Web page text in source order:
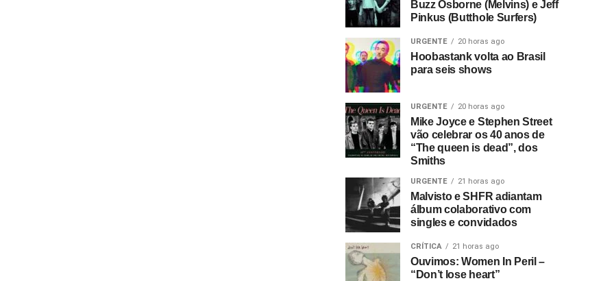
Buzz Osborne (Melvins) e Jeff
Pinkus (Butthole Surfers)
URGENTE 20 horas ago
Hoobastank volta ao Brasil
para seis shows
URGENTE 20 horas ago
Mike Joyce e Stephen Street
vão celebrar os 40 anos de
“The queen is dead”, dos
Smiths
URGENTE 21 horas ago
Malvisto e SHFR adiantam
álbum colaborativo com
singles e convidados
CRÍTICA 21 horas ago
Ouvimos: Women In Peril –
“Don’t lose heart”